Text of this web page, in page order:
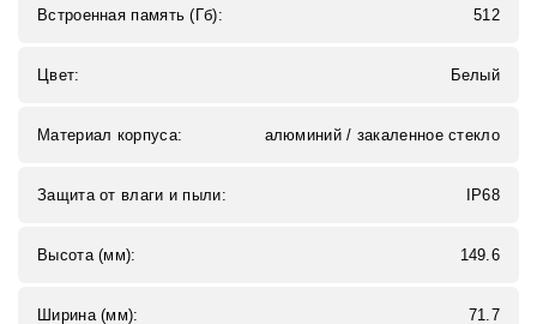
Встроенная память (Гб): 512
Цвет: Белый
Материал корпуса: алюминий / закаленное стекло
Защита от влаги и пыли: IP68
Высота (мм): 149.6
Ширина (мм): 71.7